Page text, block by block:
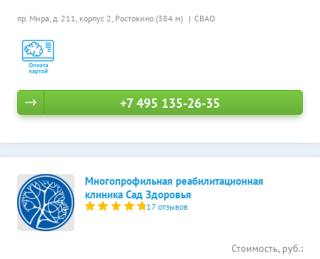
пр. Мира, д. 211, корпус 2, Ростокино (384 м) СВАО
+7 495 135-26-35
Многопрофильная реабилитационная
клиника Сад Здоровья
17 отзывов
Стоимость, руб.: